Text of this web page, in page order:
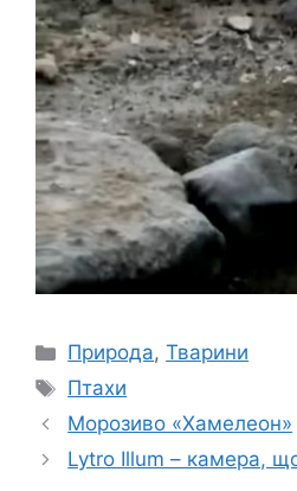
Категорії
Природа,Тварини
Позначки
Птахи
Морозиво «Хамелеон»
Lytro Illum – камера,